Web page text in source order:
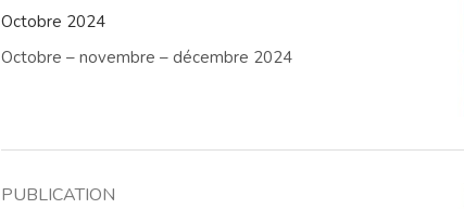
Octobre 2024
Octobre – novembre – décembre 2024
PUBLICATION